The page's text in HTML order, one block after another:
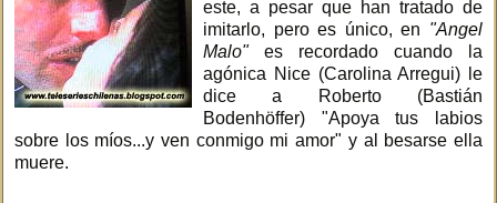
este, a pesar que han tratado de
imitarlo, pero es único, en "Angel
Malo" es recordado cuando la
agónica Nice (Carolina Arregui) le
dice a Roberto (Bastián
Bodenhöffer) "Apoya tus labios
sobre los míos...y ven conmigo mi amor" y al besarse ella
muere.